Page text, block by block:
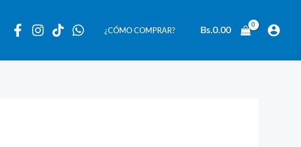
¿CÓMO COMPRAR? Bs.0.00